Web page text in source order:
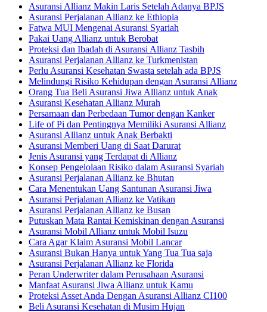
Asuransi Allianz Makin Laris Setelah Adanya BPJS
Asuransi Perjalanan Allianz ke Ethiopia
Fatwa MUI Mengenai Asuransi Syariah
Pakai Uang Allianz untuk Berobat
Proteksi dan Ibadah di Asuransi Allianz Tasbih
Asuransi Perjalanan Allianz ke Turkmenistan
Perlu Asuransi Kesehatan Swasta setelah ada BPJS
Melindungi Risiko Kehidupan dengan Asuransi Allianz
Orang Tua Beli Asuransi Jiwa Allianz untuk Anak
Asuransi Kesehatan Allianz Murah
Persamaan dan Perbedaan Tumor dengan Kanker
Life of Pi dan Pentingnya Memiliki Asuransi Allianz
Asuransi Allianz untuk Anak Berbakti
Asuransi Memberi Uang di Saat Darurat
Jenis Asuransi yang Terdapat di Allianz
Konsep Pengelolaan Risiko dalam Asuransi Syariah
Asuransi Perjalanan Allianz ke Bhutan
Cara Menentukan Uang Santunan Asuransi Jiwa
Asuransi Perjalanan Allianz ke Vatikan
Asuransi Perjalanan Allianz ke Busan
Putuskan Mata Rantai Kemiskinan dengan Asuransi
Asuransi Mobil Allianz untuk Mobil Isuzu
Cara Agar Klaim Asuransi Mobil Lancar
Asuransi Bukan Hanya untuk Yang Tua Tua saja
Asuransi Perjalanan Allianz ke Florida
Peran Underwriter dalam Perusahaan Asuransi
Manfaat Asuransi Jiwa Allianz untuk Kamu
Proteksi Asset Anda Dengan Asuransi Allianz CI100
Beli Asuransi Kesehatan di Musim Hujan